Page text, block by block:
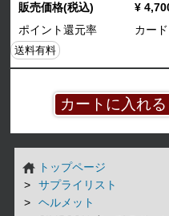
販売価格(税込)
¥
ポイント還元率
カー
送料有料
トップページ
サプライリスト
ヘルメット